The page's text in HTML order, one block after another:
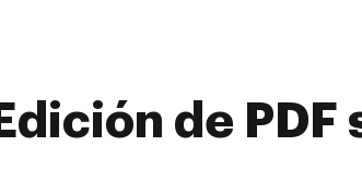
Edición de